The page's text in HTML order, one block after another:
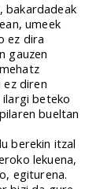
bakardadeak
umeek
ez dira
gauzen
diren
beteko
bueltan
berekin itzal
lekuena,
egiturena.